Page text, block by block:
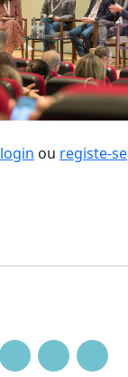
login ou registe-se